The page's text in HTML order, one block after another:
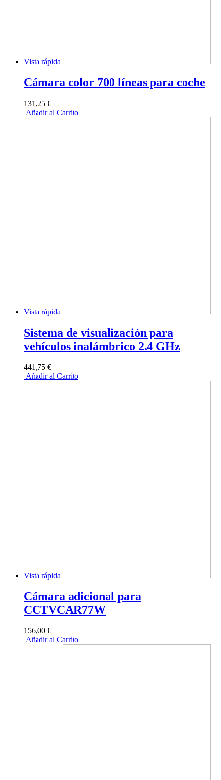
Vista rápida
Cámara color 700 líneas para coche
131,25 €
Añadir al Carrito
Vista rápida
Sistema de visualización para
vehículos inalámbrico 2.4 GHz
441,75 €
Añadir al Carrito
Vista rápida
Cámara adicional para
CCTVCAR77W
156,00 €
Añadir al Carrito